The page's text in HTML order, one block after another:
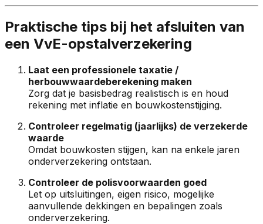
Praktische tips bij het afsluiten van
een VvE-opstalverzekering
Laat een professionele taxatie /
herbouwwaardeberekening maken
Zorg dat je basisbedrag realistisch is en houd
rekening met inflatie en bouwkostenstijging.
Controleer regelmatig (jaarlijks) de verzekerde
waarde
Omdat bouwkosten stijgen, kan na enkele jaren
onderverzekering ontstaan.
Controleer de polisvoorwaarden goed
Let op uitsluitingen, eigen risico, mogelijke
aanvullende dekkingen en bepalingen zoals
onderverzekering.